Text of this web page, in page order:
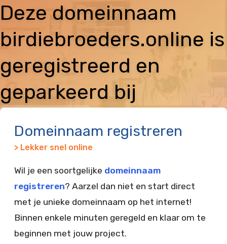
Deze domeinnaam
birdiebroeders.online is
geregistreerd en
geparkeerd bij
Domeinnaam registreren
> Lekker snel online
Wil je een soortgelijke domeinnaam
registreren? Aarzel dan niet en start direct
met je unieke domeinnaam op het internet!
Binnen enkele minuten geregeld en klaar om te
beginnen met jouw project.